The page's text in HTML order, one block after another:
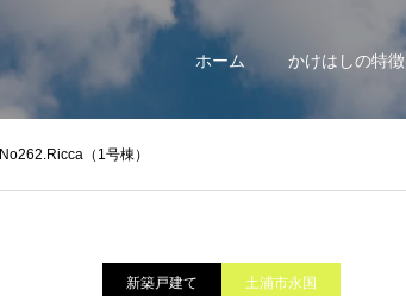
ホーム かけはしの特徴
No262.Ricca（1号棟）
新築戸建て 土浦市永国